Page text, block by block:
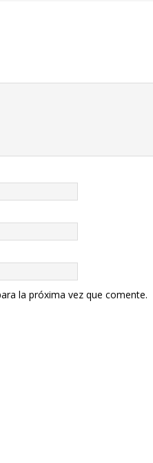
la próxima vez que comente.